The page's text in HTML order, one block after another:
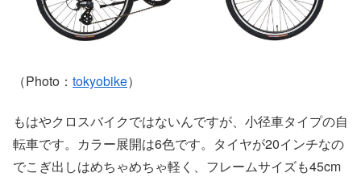
（Photo： tokyobike）
もはやクロスバイクではないんですが、小径車タイプの自
転車です。カラー展開は6色です。タイヤが20インチなの
でこぎ出しはめちゃめちゃ軽く、フレームサイズも45cm